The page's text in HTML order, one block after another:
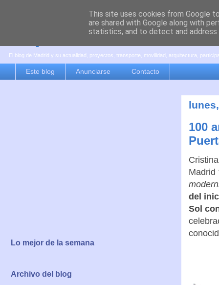
es por madrid
El blog de Madrid y su actualidad, proyectos, transporte, movilidad, arquitectura,
Este blog Anunciarse Contacto
100
Madrid
del
Sol
Lo mejor de la semana
Archivo del blog
This site uses cookies from Google
are shared with Google along with
statistics, and to detect and address